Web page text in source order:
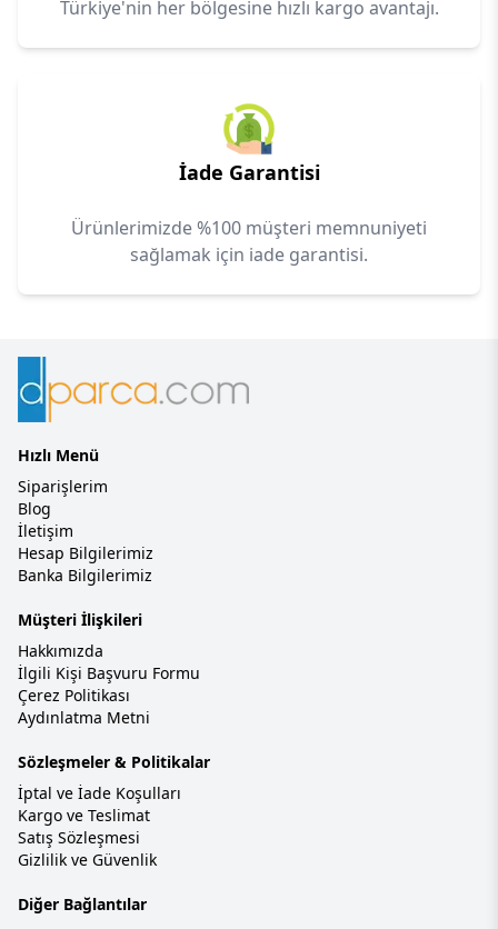
Türkiye'nin her bölgesine hızlı kargo avantajı.
İade Garantisi
Ürünlerimizde %100 müşteri memnuniyeti
sağlamak için iade garantisi.
Hızlı Menü
Siparişlerim
Blog
İletişim
Hesap Bilgilerimiz
Banka Bilgilerimiz
Müşteri İlişkileri
Hakkımızda
İlgili Kişi Başvuru Formu
Çerez Politikası
Aydınlatma Metni
Sözleşmeler & Politikalar
İptal ve İade Koşulları
Kargo ve Teslimat
Satış Sözleşmesi
Gizlilik ve Güvenlik
Diğer Bağlantılar